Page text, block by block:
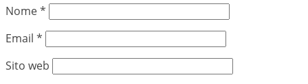
Nome*
Email *
Sito web